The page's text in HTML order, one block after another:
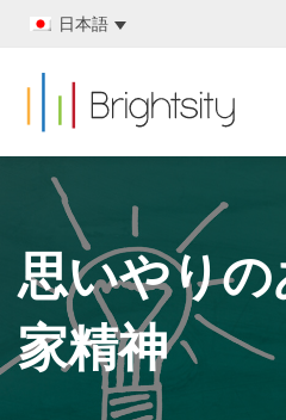
日本語
思いやり
家精神